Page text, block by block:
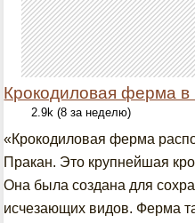
Крокодиловая ферма в
2.9k (8 за неделю)
«Крокодиловая ферма
Пракан. Это крупнейшая
Она была создана для
исчезающих видов. Ферма